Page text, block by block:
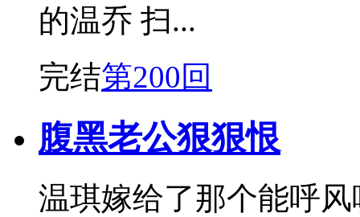
的温乔 扫...
完结第200回
腹黑老公狠狠恨
温琪嫁给了那个能呼